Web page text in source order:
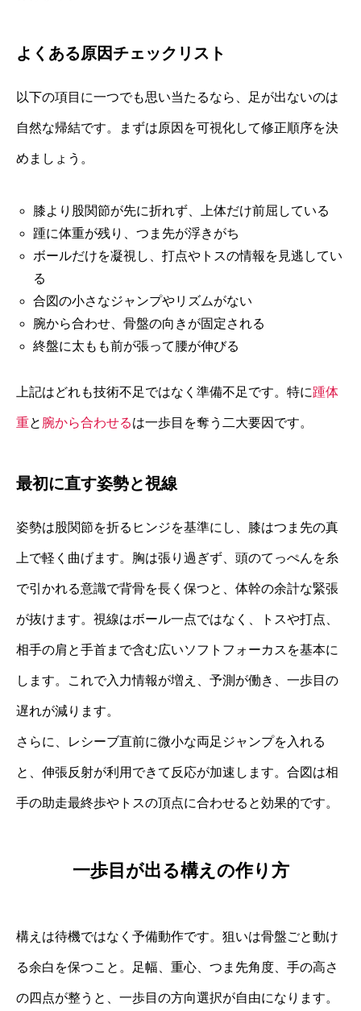
よくある原因チェックリスト
以下の項目に一つでも思い当たるなら、足が出ないのは
自然な帰結です。まずは原因を可視化して修正順序を決
めましょう。
膝より股関節が先に折れず、上体だけ前屈している
踵に体重が残り、つま先が浮きがち
ボールだけを凝視し、打点やトスの情報を見逃してい
る
合図の小さなジャンプやリズムがない
腕から合わせ、骨盤の向きが固定される
終盤に太もも前が張って腰が伸びる
上記はどれも技術不足ではなく準備不足です。特に踵体
重と 腕から合わせるは一歩目を奪う二大要因です。
最初に直す姿勢と視線
姿勢は股関節を折るヒンジを基準にし、膝はつま先の真
上で軽く曲げます。胸は張り過ぎず、頭のてっぺんを糸
で引かれる意識で背骨を長く保つと、体幹の余計な緊張
が抜けます。視線はボール一点ではなく、トスや打点、
相手の肩と手首まで含む広いソフトフォーカスを基本に
します。これで入力情報が増え、予測が働き、一歩目の
遅れが減ります。
さらに、レシーブ直前に微小な両足ジャンプを入れる
と、伸張反射が利用できて反応が加速します。合図は相
手の助走最終歩やトスの頂点に合わせると効果的です。
一歩目が出る構えの作り方
構えは待機ではなく予備動作です。狙いは骨盤ごと動け
る余白を保つこと。足幅、重心、つま先角度、手の高さ
の四点が整うと、一歩目の方向選択が自由になります。